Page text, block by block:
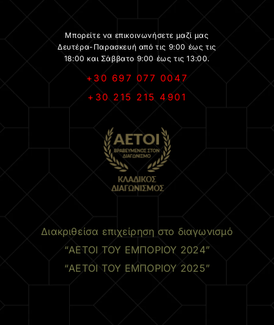
Μπορείτε να επικοινωνήσετε μαζί μας
Δευτέρα-Παρασκευή από τις 9:00 έως τις
18:00 και Σάββατο 9:00 έως τις 13:00.
+30 697 077 0047
+30 215 215 4901
Διακριθείσα επιχείρηση στο διαγωνισμό
“ΑΕΤΟΙ ΤΟΥ ΕΜΠΟΡΙΟΥ 2024”
“ΑΕΤΟΙ ΤΟΥ ΕΜΠΟΡΙΟΥ 2025”